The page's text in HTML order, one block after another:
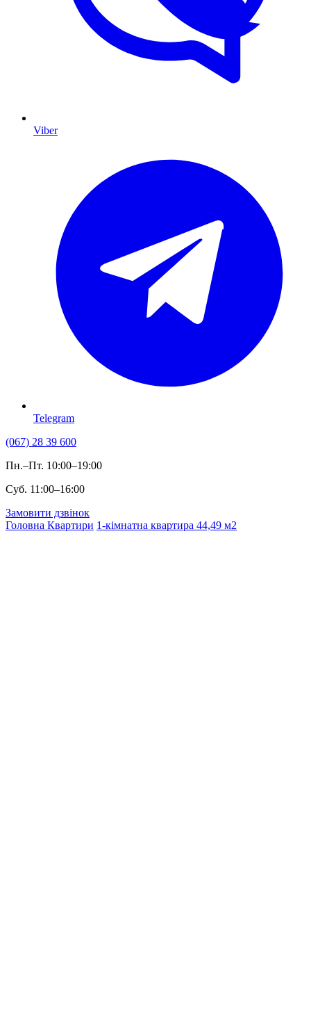
Viber
Telegram
(067) 28 39 600
Пн.–Пт. 10:00–19:00
Суб. 11:00–16:00
Замовити дзвінок
Головна Квартири 1-кімнатна квартира 44,49 м2